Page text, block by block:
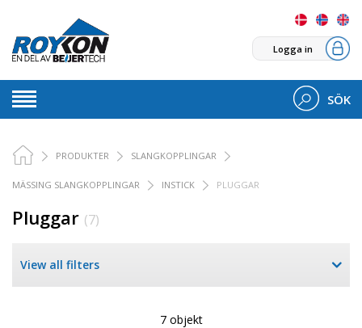
Logga in
SÖK
PRODUKTER SLANGKOPPLINGAR
MÄSSING SLANGKOPPLINGAR INSTICK PLUGGAR
Pluggar (7)
View all filters
7 objekt